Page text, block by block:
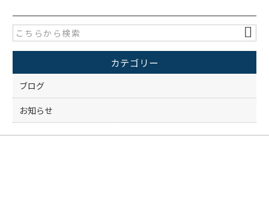
e
b
o
o
k
er
カテゴリー
ブログ
お知らせ